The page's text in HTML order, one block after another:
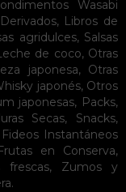
Wasabi
, Libros de
agridulces, Salsas
de coco, Otras
japonesa, Otras
japonés, Otros
japonesas, Packs,
Secas, Snacks,
Instantáneos
en Conserva,
frescas, Zumos y
.